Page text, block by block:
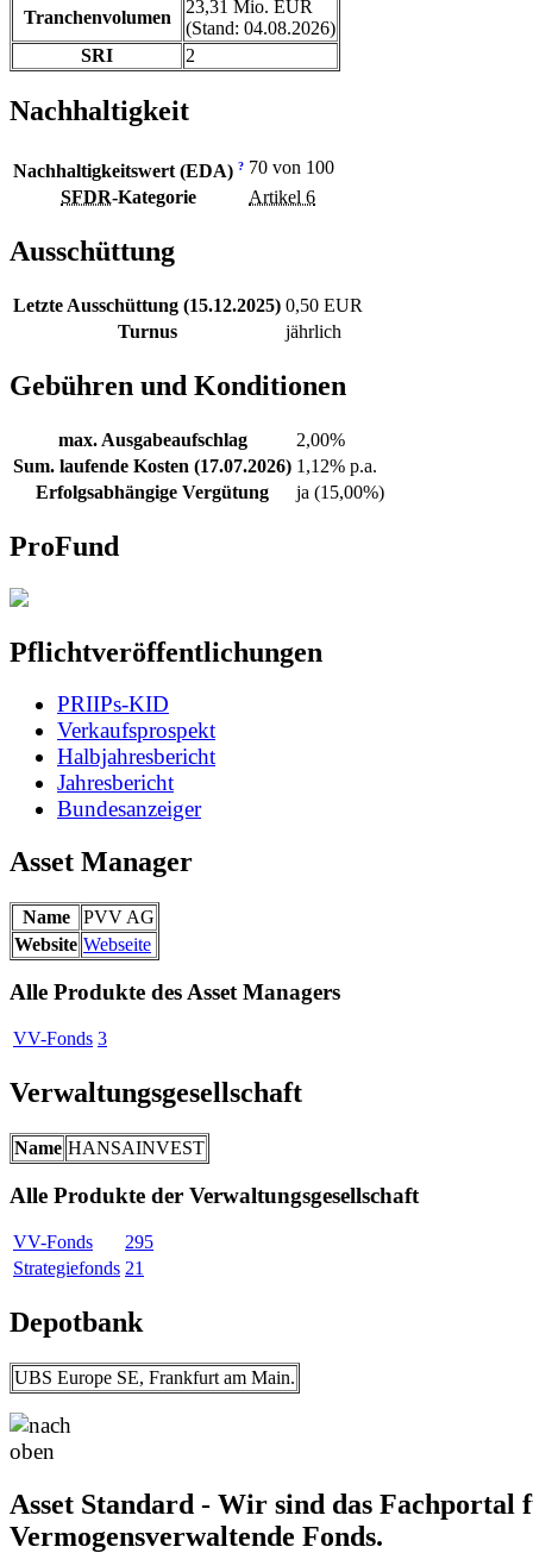
Tranchenvolumen
23,31 Mio. EUR
(Stand: 04.08.2026)
SRI
2
Nachhaltigkeit
Nachhaltigkeitswert (EDA) ? 70 von 100
SFDR-Kategorie Artikel 6
Ausschüttung
Letzte Ausschüttung (15.12.2025) 0,50 EUR
Turnus
jährlich
Gebühren und Konditionen
max. Ausgabeaufschlag
2,00%
Sum. laufende Kosten (17.07.2026) 1,12% p.a.
Erfolgsabhängige Vergütung
ja (15,00%)
ProFund
Pflichtveröffentlichungen
PRIIPs-KID
Verkaufsprospekt
Halbjahresbericht
Jahresbericht
Bundesanzeiger
Asset Manager
Name
PVV AG
Website Webseite
Alle Produkte des Asset Managers
VV-Fonds 3
Verwaltungsgesellschaft
Name HANSAINVEST
Alle Produkte der Verwaltungsgesellschaft
VV-Fonds
295
Strategiefonds 21
Depotbank
UBS Europe SE, Frankfurt am Main.
Asset Standard - Wir sind das Fachportal
Vermogensverwaltende Fonds.